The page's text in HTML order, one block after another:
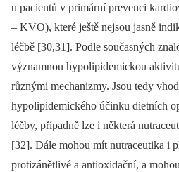
u pacientů v primární prevenci
–⁠ KVO), které ještě nejsou jasně
léčbě [30,31]. Podle současných
významnou hypolipid­emickou
různými mechanizmy. Jsou tedy
hypolipidemického účinku dietních
léčby, případně lze i některá
[32]. Dále mohou mít nutraceutika i
protizánětlivé a antioxidační, a